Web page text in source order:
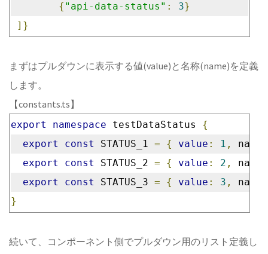
{ "api-data-status" : 3}
]}
まずはプルダウンに表示する値(value)と名称(name)を定義
します。
【constants.ts】
export namespace testDataStatus {
export
const STATUS_1 = { value : 1 , name
export
const STATUS_2 = { value : 2 , name
export
const STATUS_3 = { value : 3 , name
}
続いて、コンポーネント側でプルダウン用のリスト定義し